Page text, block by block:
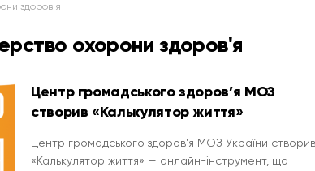
здоров'я
охорони здоров'я
Центр громадського здоров’я МОЗ
створив «Калькулятор життя»
Центр громадського здоров'я МОЗ України створив
«Калькулятор життя» — онлайн-інструмент, що